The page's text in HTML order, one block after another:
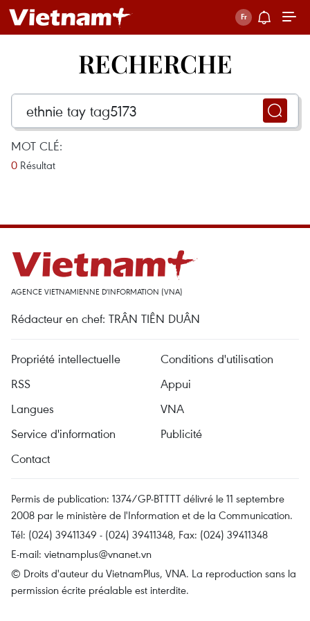
RECHERCHE
MOT CLÉ:
0 Résultat
AGENCE VIETNAMIENNE D'INFORMATION (VNA)
Rédacteur en chef: TRÂN TIÊN DUÂN
Propriété intellectuelle
Conditions d'utilisation
RSS
Appui
Langues
VNA
Service d'information
Publicité
Contact
Permis de publication: 1374/GP-BTTTT délivré le 11 septembre
2008 par le ministère de l'Information et de la Communication.
Tél: (024) 39411349 - (024) 39411348, Fax: (024) 39411348
E-mail: vietnamplus@vnanet.vn
© Droits d'auteur du VietnamPlus, VNA. La reproduction sans la
permission écrite préalable est interdite.